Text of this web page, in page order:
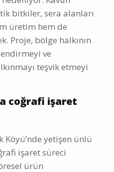
bitkiler, sera alanları
üretim hem de
Proje, bölge halkının
ve
teşvik etmeyi
coğrafi işaret
Köyü’nde yetişen ünlü
işaret süreci
ürün